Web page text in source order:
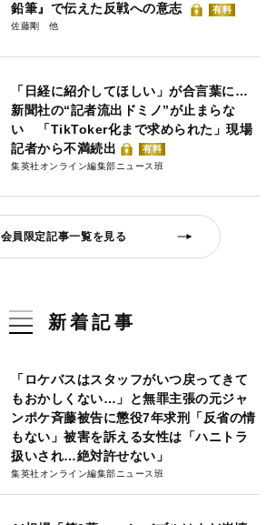
鉛筆』で伝えた反戦への意志
有料
佐藤剛
「日経に紹介してほしい」が合言葉に…
新聞社の“記者流出ドミノ”が止まらな
い 「TikToker化まで求められた」現場
記者から不満続出
有料
集英社オンライン編集部ニュース班
会員限定記事一覧を見る
新着記事
「ロケバスはスタッフがいつ戻ってきて
もおかしくない…」と無罪主張の元ジャ
ンポケ斉藤被告に懲役7年求刑「反省の情
もない」被害を訴える女性は「ハニトラ
扱いされ…絶対許せない」
集英社オンライン編集部ニュース班